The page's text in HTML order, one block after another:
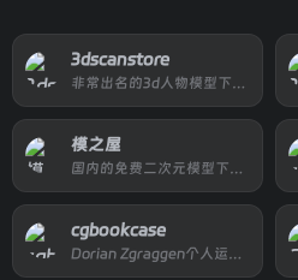
3dscanstore
模之屋
cgbookcase